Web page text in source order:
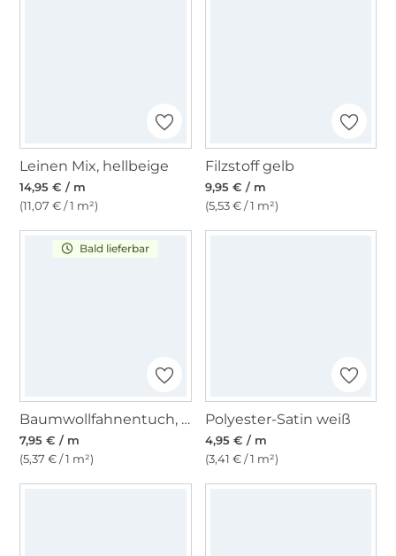
Leinen Mix, hellbeige
14,95 € / m
(11,07 € / 1 m²)
Filzstoff gelb
9,95 € / m
(5,53 € / 1 m²)
Bald lieferbar
Baumwollfahnentuch, grün
7,95 € / m
(5,37 € / 1 m²)
Polyester-Satin weiß
4,95 € / m
(3,41 € / 1 m²)